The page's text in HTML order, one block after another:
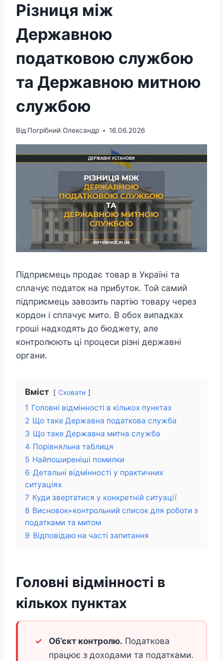
Різниця між
Державною
податковою службою
та Державною митною
службою
Від Погрібний Олександр 16.06.2026
Підприємець продає товар в Україні та
сплачує податок на прибуток. Той самий
підприємець завозить партію товару через
кордон і сплачує мито. В обох випадках
гроші надходять до бюджету, але
контролюють ці процеси різні державні
органи.
Вміст Сховати
1 Головні відмінності в кількох пунктах
2 Що таке Державна податкова служба
3 Що таке Державна митна служба
4 Порівняльна таблиця
5 Найпоширеніші помилки
6 Детальні відмінності у практичних
ситуаціях
7 Куди звертатися у конкретній ситуації
8 Висновок+контрольний список для роботи з
податками та митом
9 Відповідаю на часті запитання
Головні відмінності в
кількох пунктах
Об’єкт контролю. Податкова
працює з доходами та податками.